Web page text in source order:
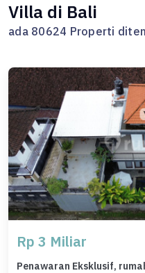
Villa di Bali
ada 80624 Properti
Rp 3 Miliar